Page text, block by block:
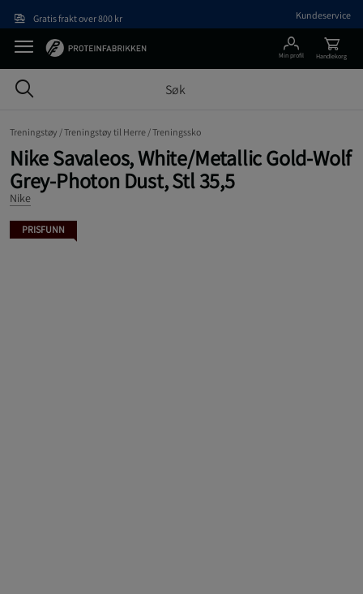
Gratis frakt over 800 kr Kundeservice
Min profil Handlekorg
Treningstøy /Treningstøy til Herre /Treningssko
Nike Savaleos, White/Metallic Gold-Wolf
Grey-Photon Dust, Stl 35,5
Nike
PRISFUNN